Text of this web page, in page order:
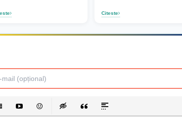
Citeste
link
Video
Insert media link
EmoticonsInsert hidden text
Insert QuoteInsert spoiler